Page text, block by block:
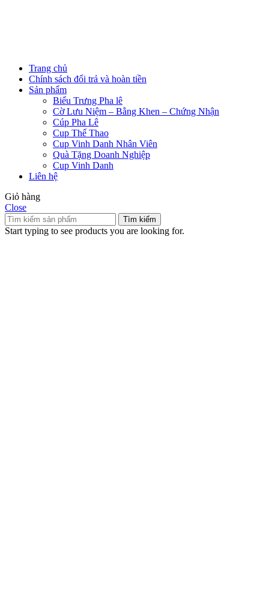
Trang chủ
Chính sách đổi trả và hoàn tiền
Sản phẩm
Biểu Trưng Pha lê
Cờ Lưu Niệm – Bằng Khen – Chứng Nhận
Cúp Pha Lê
Cup Thể Thao
Cup Vinh Danh Nhân Viên
Quà Tặng Doanh Nghiệp
Cup Vinh Danh
Liên hệ
Giỏ hàng
Close
Tìm kiếm
Start typing to see products you are looking for.